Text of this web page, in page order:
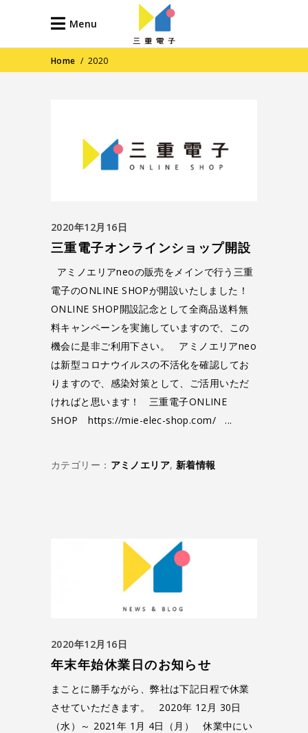
Menu
Home / 2020
2020年12月16日
三重電子オンラインショップ開設
アミノエリアneoの販売をメインで行う三重
電子のONLINE SHOPが開設いたしました！
ONLINE SHOP開設記念として全商品送料無
料キャンペーンを実施していますので、この
機会に是非ご利用下さい。 アミノエリアneo
は新型コロナウイルスの不活化を確認してお
りますので、感染対策として、ご活用いただ
ければと思います！ 三重電子ONLINE
SHOP https://mie-elec-shop.com/
カテゴリー： アミノエリア, 新着情報
2020年12月16日
年末年始休業日のお知らせ
まことに勝手ながら、弊社は下記日程で休業
させていただきます。 2020年 12月 30日
（水）～ 2021年 1月 4日（月） 休業中にい